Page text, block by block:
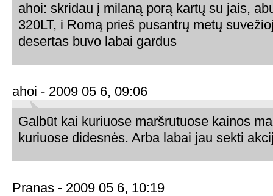
ahoi: skridau į milaną porą kartų su jais,
320LT, i Romą prieš pusantrų metų
desertas buvo labai gardus
ahoi - 2009 05 6, 09:06
Galbūt kai kuriuose maršrutuose kainos
kuriuose didesnės. Arba labai jau sekti
Pranas - 2009 05 6, 10:19